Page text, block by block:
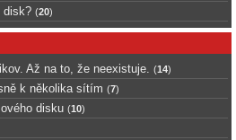
disk? (20)
Až na to, že neexistuje. (14)
k několika sítím (7)
disku (10)